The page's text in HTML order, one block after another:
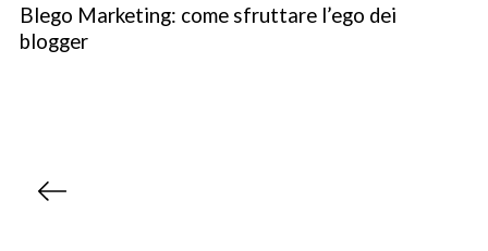
Blego Marketing: come sfruttare l’ego dei
blogger